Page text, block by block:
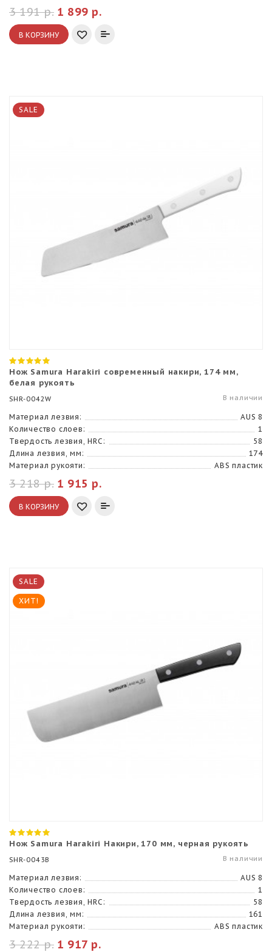
1 899 р.
3 191 р.
В КОРЗИНУ
SALE
Нож Samura Harakiri современный накири, 174 мм,
белая рукоять
SHR-0042W В наличии
Материал лезвия:
AUS 8
Количество слоев:
1
Твердость лезвия, HRC:
58
Длина лезвия, мм:
174
Материал рукояти:
ABS пластик
1 915 р.
3 218 р.
В КОРЗИНУ
SALE
ХИТ!
Нож Samura Harakiri Накири, 170 мм, черная рукоять
SHR-0043B В наличии
Материал лезвия:
AUS 8
Количество слоев:
1
Твердость лезвия, HRC:
58
Длина лезвия, мм:
161
Материал рукояти:
ABS пластик
1 917 р.
3 222 р.